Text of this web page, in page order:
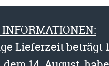
Lieferzeit beträgt